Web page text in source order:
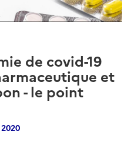
de covid-19
et
- le point